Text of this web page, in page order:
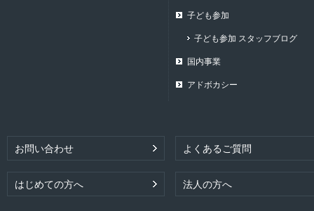
子ども参加
子ども参加 スタッフブログ
国内事業
アドボカシー
お問い合わせ よくあるご質問
はじめての方へ 法人の方へ